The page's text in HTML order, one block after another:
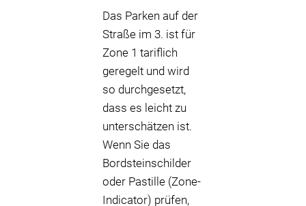
Das Parken auf der
Straße im 3. ist für
Zone 1 tariflich
geregelt und wird
so durchgesetzt,
dass es leicht zu
unterschätzen ist.
Wenn Sie das
Bordsteinschilder
oder Pastille (Zone-
Indicator) prüfen,